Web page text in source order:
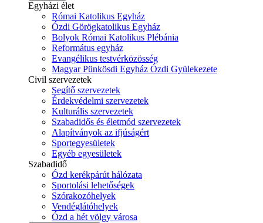
Egyházi élet
Római Katolikus Egyház
Ózdi Görögkatolikus Egyház
Bolyok Római Katolikus Plébánia
Református egyház
Evangélikus testvérközösség
Magyar Pünkösdi Egyház Ózdi Gyülekezete
Civil szervezetek
Segítő szervezetek
Érdekvédelmi szervezetek
Kulturális szervezetek
Szabadidős és életmód szervezetek
Alapítványok az ifjúságért
Sportegyesületek
Egyéb egyesületek
Szabadidő
Ózd kerékpárút hálózata
Sportolási lehetőségek
Szórakozóhelyek
Vendéglátóhelyek
Ózd a hét völgy városa